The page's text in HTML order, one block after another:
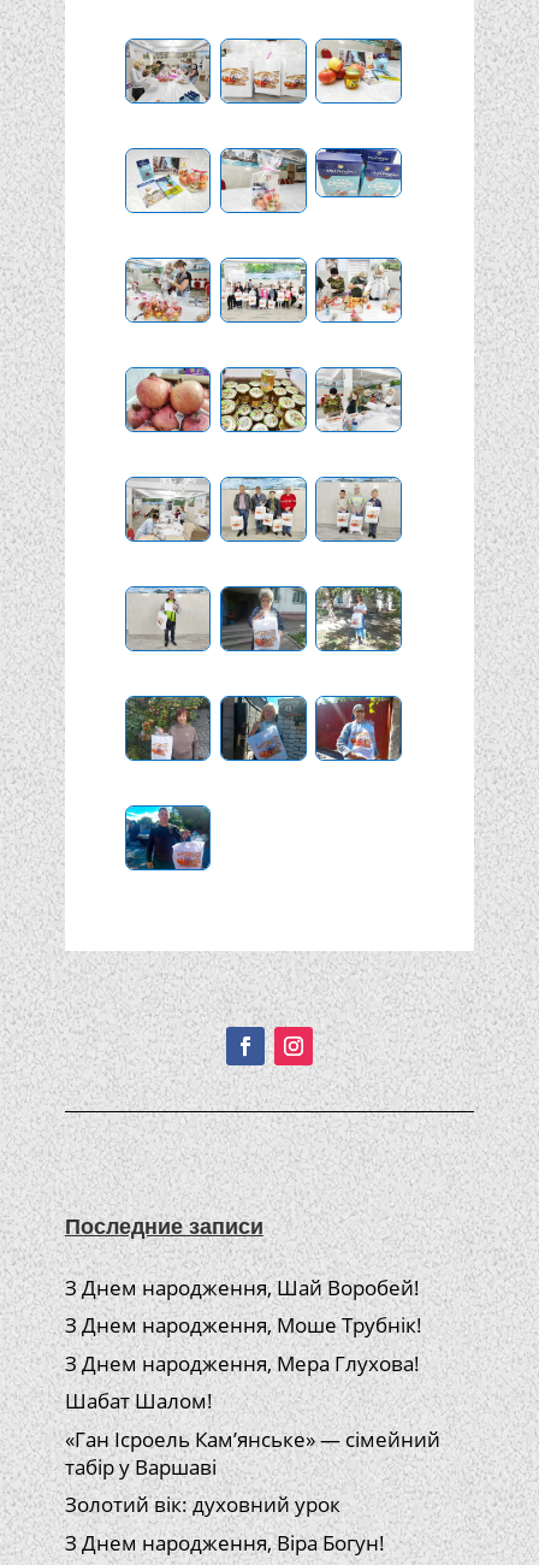
Подписывайтесь!
Последние записи
З Днем народження, Шай Воробей!
З Днем народження, Моше Трубнік!
З Днем народження, Мера Глухова!
Шабат Шалом!
«Ган Ісроель Кам’янське» — сімейний
табір у Варшаві
Золотий вік: духовний урок
З Днем народження, Віра Богун!